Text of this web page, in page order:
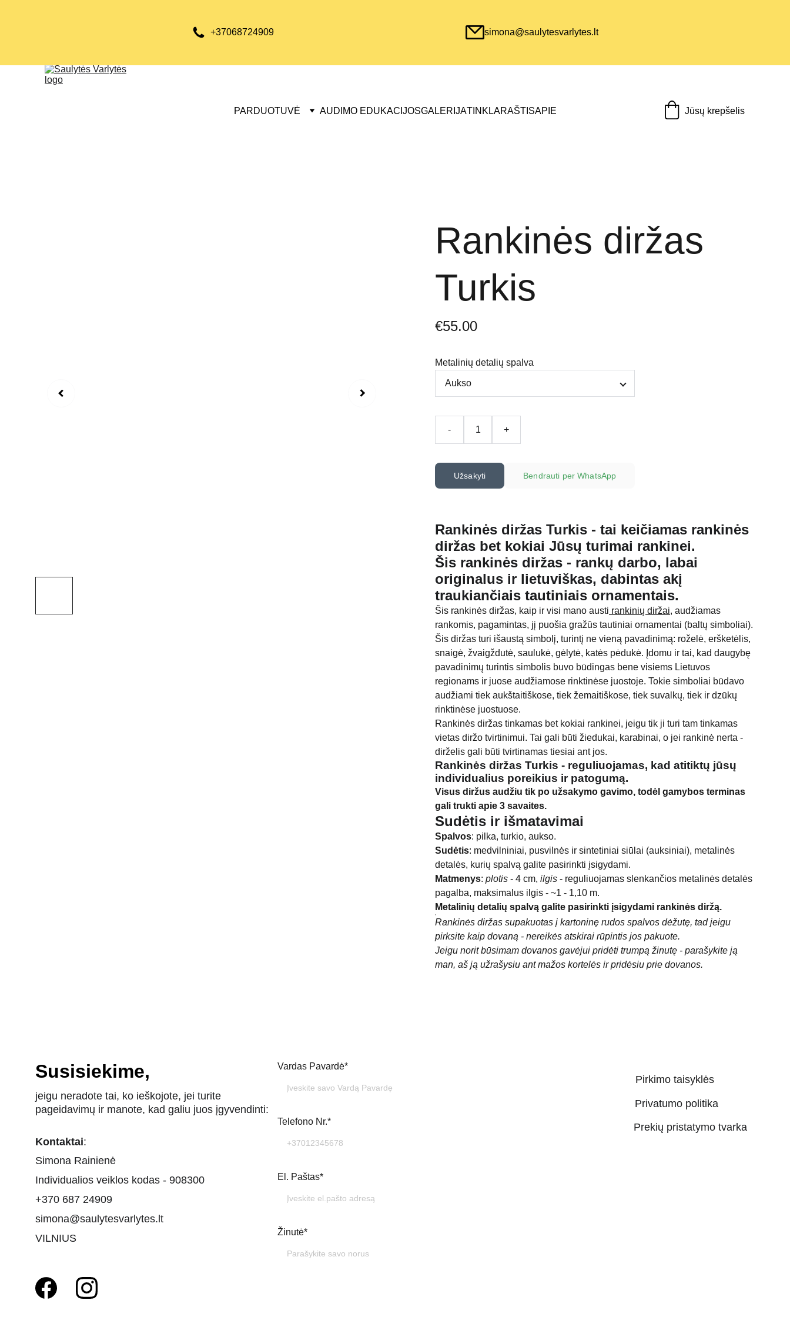
PARDUOTUVĖ AUDIMO EDUKACIJOSGALERIJATINKLARAŠTISAPIE Jūsų krepšelis
Rankinės diržas
Turkis
€55.00
Metalinių detalių spalva
- +
Užsakyti Bendrauti per WhatsApp
Rankinės diržas Turkis - tai keičiamas rankinės
diržas bet kokiai Jūsų turimai rankinei.
Šis rankinės diržas - rankų darbo, labai
originalus ir lietuviškas, dabintas akį
traukiančiais tautiniais ornamentais.
Šis rankinės diržas, kaip ir visi mano austi rankinių diržai, audžiamas
rankomis, pagamintas, jį puošia gražūs tautiniai ornamentai (baltų simboliai).
Šis diržas turi išaustą simbolį, turintį ne vieną pavadinimą: roželė, eršketėlis,
snaigė, žvaigždutė, saulukė, gėlytė, katės pėdukė. Įdomu ir tai, kad daugybę
pavadinimų turintis simbolis buvo būdingas bene visiems Lietuvos
regionams ir juose audžiamose rinktinėse juostoje. Tokie simboliai būdavo
audžiami tiek aukštaitiškose, tiek žemaitiškose, tiek suvalkų, tiek ir dzūkų
rinktinėse juostuose.
Rankinės diržas tinkamas bet kokiai rankinei, jeigu tik ji turi tam tinkamas
vietas diržo tvirtinimui. Tai gali būti žiedukai, karabinai, o jei rankinė nerta -
dirželis gali būti tvirtinamas tiesiai ant jos.
Rankinės diržas Turkis - reguliuojamas, kad atitiktų jūsų
individualius poreikius ir patogumą.
Visus diržus audžiu tik po užsakymo gavimo, todėl gamybos terminas
gali trukti apie 3 savaites.
Sudėtis ir išmatavimai
Spalvos: pilka, turkio, aukso.
Sudėtis: medvilniniai, pusvilnės ir sintetiniai siūlai (auksiniai), metalinės
detalės, kurių spalvą galite pasirinkti įsigydami.
Matmenys: plotis - 4 cm, ilgis - reguliuojamas slenkančios metalinės detalės
pagalba, maksimalus ilgis - ~1 - 1,10 m.
Metalinių detalių spalvą galite pasirinkti įsigydami rankinės diržą.
Rankinės diržas supakuotas į kartoninę rudos spalvos dėžutę, tad jeigu
pirksite kaip dovaną - nereikės atskirai rūpintis jos pakuote.
Jeigu norit būsimam dovanos gavėjui pridėti trumpą žinutę - parašykite ją
man, aš ją užrašysiu ant mažos kortelės ir pridėsiu prie dovanos.
Susisiekime,
jeigu neradote tai, ko ieškojote, jei turite
pageidavimų ir manote, kad galiu juos įgyvendinti:
Kontaktai:
Simona Rainienė
Individualios veiklos kodas - 908300
+370 687 24909
simona@saulytesvarlytes.lt
VILNIUS
Vardas Pavardė*
Telefono Nr.*
El. Paštas*
Žinutė*
Privatumo politika
Pirkimo taisyklės
Prekių pristatymo tvarka
+37068724909 simona@saulytesvarlytes.lt